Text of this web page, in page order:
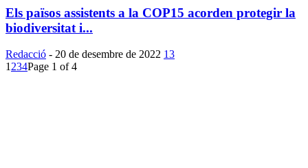
Els països assistents a la COP15 acorden protegir la
biodiversitat i...
Redacció - 20 de desembre de 2022 13
1 234Page 1 of 4